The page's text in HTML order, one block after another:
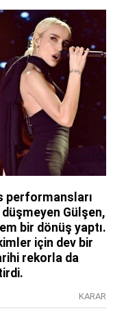
performansları
Gülşen,
bir dönüş yaptı.
için dev bir
rekorla da
KARAR